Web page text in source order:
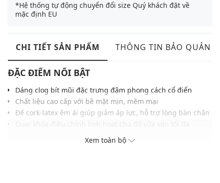
*Hệ thống tự động chuyển đổi size Quý khách đặt về
mặc định EU
CHI TIẾT SẢN PHẨM THÔNG TIN BẢO QUẢN
ĐẶC ĐIỂM NỔI BẬT
Dáng clog bít mũi đặc trưng đậm phong cách cổ điển
Chất liệu cao cấp với bề mặt mịn, mềm mại
Đế cork-latex êm ái giúp giảm áp lực, hỗ trợ lòng bàn chân
Lớp lót thấm mồ hôi tốt giữ chân luôn khô thoáng
Lý tưởng cho phong cách tối giản, tinh tế và tiện dụng
Xem toàn bộ